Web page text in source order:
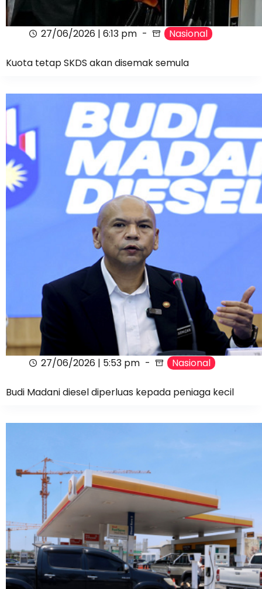
27/06/2026 | 6:13 pm Nasional
Kuota tetap SKDS akan disemak semula
27/06/2026 | 5:53 pm Nasional
Budi Madani diesel diperluas kepada peniaga kecil